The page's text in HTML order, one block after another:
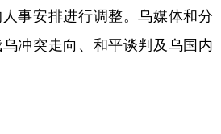
兴 银龄 溯源中国
能源 会展
事安排进行调整。乌媒体和分
冲突走向、和平谈判及乌国内